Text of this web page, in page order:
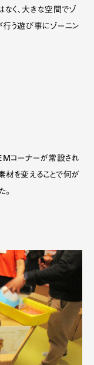
く、大きな空間でゾ
行う遊び事にゾーニン
コーナーが常設され
材を変えることで何が
。